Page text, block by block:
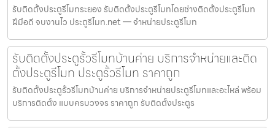
รับติดตั้งประตูรีโมทระยอง รับติดตั้งประตูรีโมทโดยช่างติดตั้งประตูรีโมท
ฝีมือดี จบงานไว ประตูรีโมท.net — จำหน่ายประตูรีโมท
รับติดตั้งประตูรั้วรีโมทบ้านค่าย บริการจำหน่ายและติด
ตั้งประตูรีโมท ประตูรั้วรีโมท ราคาถูก
รับติดตั้งประตูรั้วรีโมทบ้านค่าย บริการจำหน่ายประตูรีโมทและอะไหล่ พร้อม
บริการติดตั้ง แบบครบวงจร ราคาถูก รับติดตั้งประตูร